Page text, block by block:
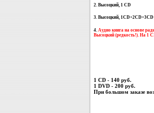
2. Высоцкий, 1 CD
3. Высоцкий,
4. Аудио книга на основе
Высоцкий (редкость!). На 1
1 CD - 140 руб.
1 DVD - 200 руб.
При большом заказе